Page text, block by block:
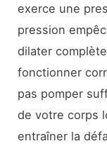
exerce une
pression
dilater
fonctionner
pas pomper
de votre corps
entraîner la